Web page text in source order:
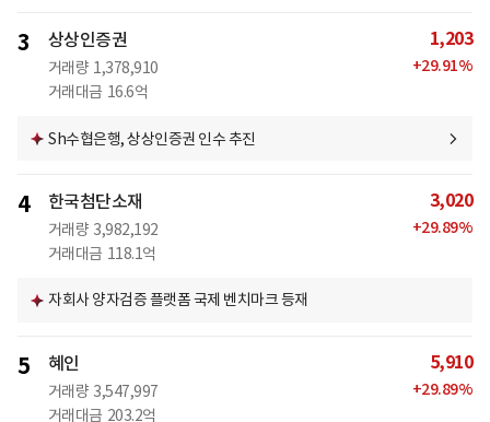
3 상상인증권
거래량 1,378,910
거래대금 16.6억
1,203
+29.91%
Sh수협은행, 상상인증권 인수 추진
4 한국첨단소재
거래량 3,982,192
거래대금 118.1억
3,020
+29.89%
자회사 양자검증 플랫폼 국제 벤치마크 등재
5 혜인
거래량 3,547,997
거래대금 203.2억
5,910
+29.89%